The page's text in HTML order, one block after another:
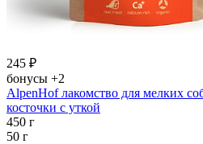
245 ₽
бонусы +2
AlpenHof лакомство для мелких
косточки с уткой
450 г
50 г